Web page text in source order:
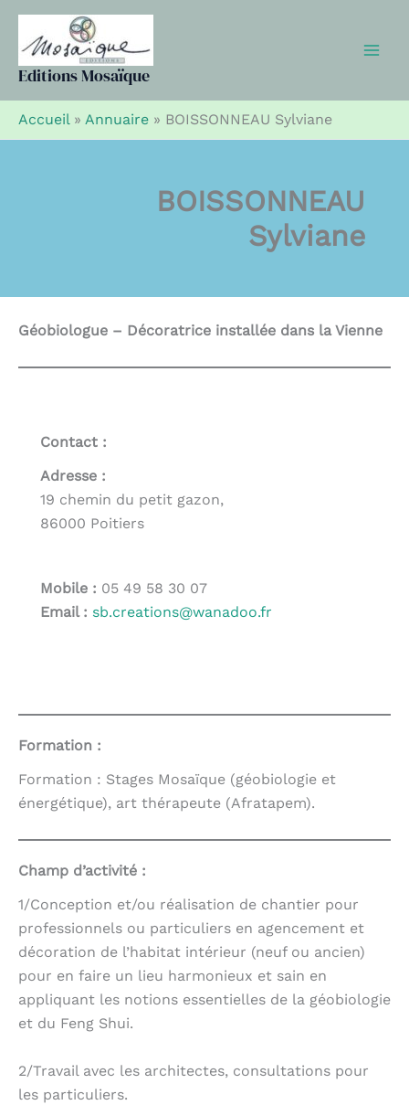
Aller
contenu
Editions Mosaïque
Accueil» Annuaire » BOISSONNEAU Sylviane
BOISSONNEAU
Sylviane
Géobiologue – Décoratrice installée dans la Vienne
Contact :
Adresse :
19 chemin du petit gazon,
86000 Poitiers
Mobile : 05 49 58 30 07
Email : sb.creations@wanadoo.fr
Formation :
Formation : Stages Mosaïque (géobiologie et
énergétique), art thérapeute (Afratapem).
Champ d’activité :
1/Conception et/ou réalisation de chantier pour
professionnels ou particuliers en agencement et
décoration de l’habitat intérieur (neuf ou ancien)
pour en faire un lieu harmonieux et sain en
appliquant les notions essentielles de la géobiologie
et du Feng Shui.
2/Travail avec les architectes, consultations pour
les particuliers.